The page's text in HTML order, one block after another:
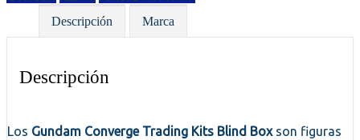
Descripción
Marca
Descripción
Los Gundam Converge Trading Kits Blind Boxson figuras